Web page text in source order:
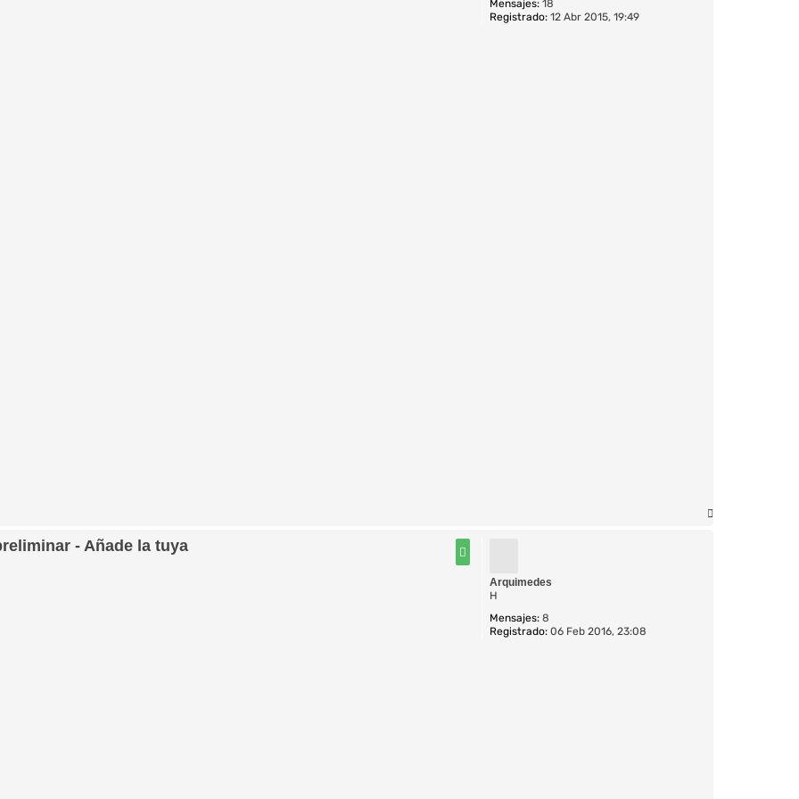
Mensajes: 18
Registrado:12 Abr 2015, 19:49
Arquimedes
H
Mensajes: 8
Registrado:06 Feb 2016, 23:08
- Añade la tuya